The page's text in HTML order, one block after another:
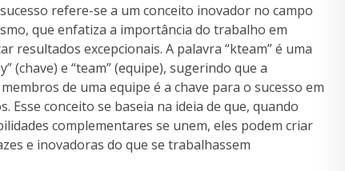
refere-se a um conceito inovador no campo
que enfatiza a importância do trabalho em
resultados excepcionais. A palavra “kteam” é uma
(chave) e “team” (equipe), sugerindo que a
de uma equipe é a chave para o sucesso em
Esse conceito se baseia na ideia de que, quando
complementares se unem, eles podem criar
e inovadoras do que se trabalhassem